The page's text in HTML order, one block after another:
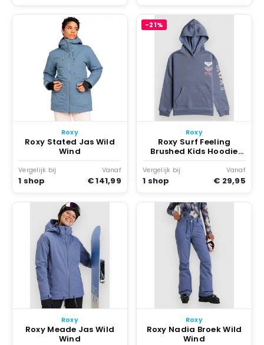
Roxy
Roxy Stated Jas Wild
Wind
Vergelijk bij
1 shop
Vanaf
€ 141,99
-21%
Roxy
Roxy Surf Feeling
Brushed Kids Hoodie
Wild Wind
Vergelijk bij
1 shop
Vanaf
€ 29,95
Roxy
Roxy Meade Jas Wild
Wind
Roxy
Roxy Nadia Broek Wild
Wind